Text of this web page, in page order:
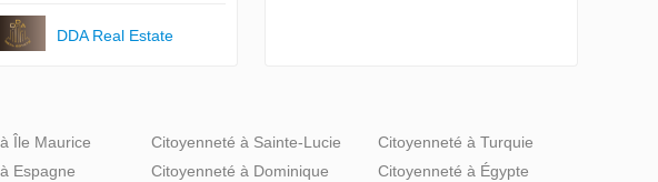
DDA Real Estate
Île Maurice
Espagne
Citoyenneté à Sainte-Lucie
Citoyenneté à Dominique
Citoyenneté à Turquie
Citoyenneté à Égypte